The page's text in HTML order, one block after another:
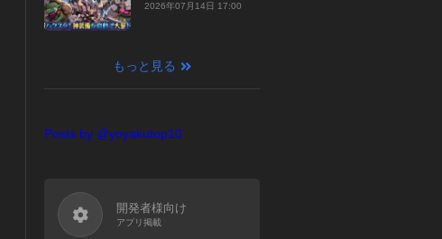
て神装備を集める放
【最新作PICKUP】
2026年07月14日 17:00
もっと見る
Posts by @yoyakutop10
開発者様向け
アプリ掲載